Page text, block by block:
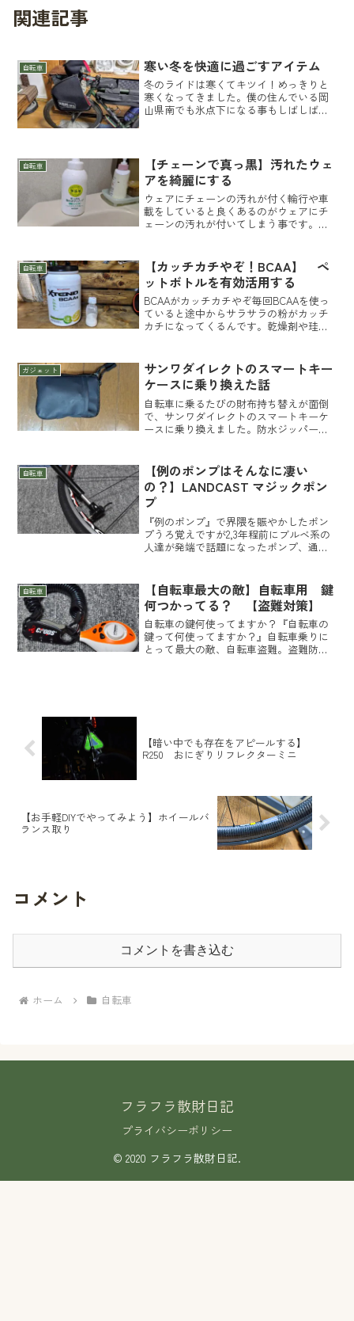
関連記事
自転車 寒い冬を快適に過ごすアイテム
冬のライドは寒くてキツイ！めっきりと
寒くなってきました。僕の住んでいる岡
山県南でも氷点下になる事もしばしばで
く走れなくなるタイプで冬...
自転車
【チェーンで真っ黒】汚れたウェ
アを綺麗にする
ウェアにチェーンの汚れが付く輪行や車
載をしていると良くあるのがウェアにチ
ェーンの汚れが付いてしまう事です。僕
ー。黒を選べば気にならないんだけど白
いのが好きだから仕方無い...
自転車
【カッチカチやぞ！BCAA】 ペ
ットボトルを有効活用する
BCAAがカッチカチやぞ毎回BCAAを使っ
ていると途中からサラサラの粉がカッチ
カチになってくるんです。乾燥剤や珪藻
してました。「どーにかならんの？コ
レ」と思っていたので...
ガジェット
サンワダイレクトのスマートキー
ケースに乗り換えた話
自転車に乗るたびの財布持ち替えが面倒
で、サンワダイレクトのスマートキーケ
ースに乗り換えました。防水ジッパーや
自転車
【例のポンプはそんなに凄い
の？】LANDCAST マジックポン
プ
『例のポンプ』で界隈を賑やかしたポン
プうろ覚えですが2,3年程前にブルベ系の
人達が発端で話題になったポンプ、通称
えています。携帯ポンプは姿勢が一番大
事だと僕はその時既に...
自転車
【自転車最大の敵】自転車用 鍵
何つかってる？ 【盗難対策】
自転車の鍵何使ってますか？『自転車の
鍵って何使ってますか？』自転車乗りに
とって最大の敵、自転車盗難。盗難防止
【暗い中でも存在をアピールする】
R250 おにぎりリフレクターミニ
【お手軽DIYでやってみよう】ホイールバ
ランス取り
コメント
コメントを書き込む
ホーム 自転車
フラフラ散財日記
プライバシーポリシー
© 2020 フラフラ散財日記.